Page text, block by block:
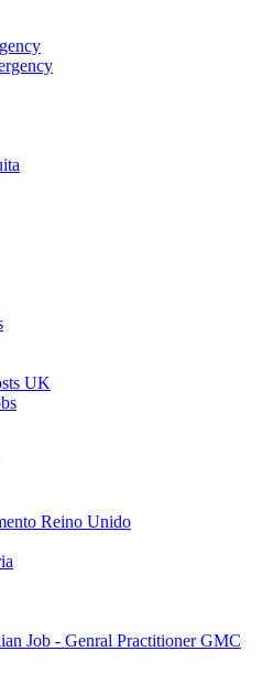
UK
Reino Unido
Job - Genral Practitioner GMC